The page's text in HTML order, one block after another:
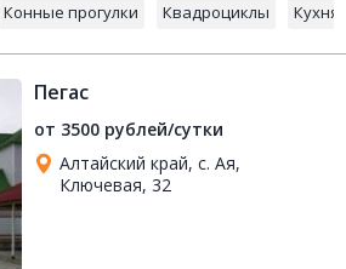
Конные прогулки Квадроциклы Кухня
Пегас
от 3500 рублей/сутки
Алтайский край, с. Ая,
Ключевая, 32